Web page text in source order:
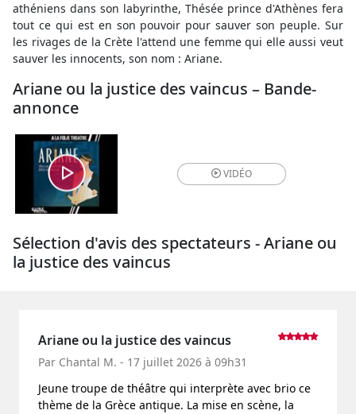
athéniens dans son labyrinthe, Thésée prince d'Athènes fera
tout ce qui est en son pouvoir pour sauver son peuple. Sur
les rivages de la Crète l'attend une femme qui elle aussi veut
sauver les innocents, son nom : Ariane.
Ariane ou la justice des vaincus – Bande-
annonce
VIDÉO
Sélection d'avis des spectateurs - Ariane ou
la justice des vaincus
Ariane ou la justice des vaincus
Par Chantal M. - 17 juillet 2026 à 09h31
Jeune troupe de théâtre qui interprète avec brio ce
thème de la Grèce antique. La mise en scène, la